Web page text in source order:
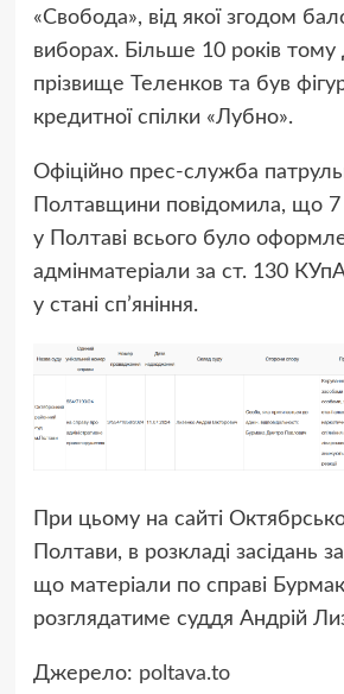
«Свобода», від якої згодом
виборах. Більше 10 років
прізвище Теленков та був
кредитної спілки «Лубно».
Офіційно прес-служба
Полтавщини повідомила, що
у Полтаві всього було
адмінматеріали за ст. 130
у стані сп’яніння.
При цьому на сайті
Полтави, в розкладі засідань
що матеріали по справі
розглядатиме суддя Андрій
Джерело: poltava.to